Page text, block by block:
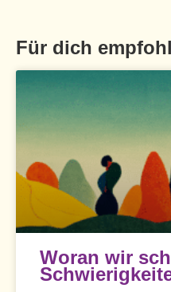
Für dich
Woran wir